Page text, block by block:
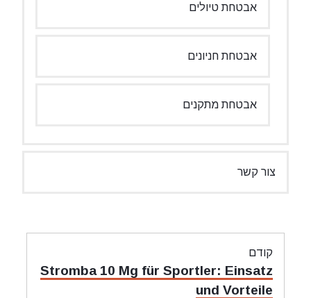
אבטחת טיולים
אבטחת חניונים
אבטחת מתקנים
צור קשר
ניווט
קודם
מאמר
קודם:
Stromba 10 Mg für Sportler: Einsatz
und Vorteile